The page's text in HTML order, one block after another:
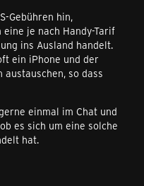
Gebühren hin,
je nach Handy-Tarif
ins Ausland handelt.
ein iPhone und der
austauschen, so dass
einmal im Chat und
es sich um eine solche
hat.